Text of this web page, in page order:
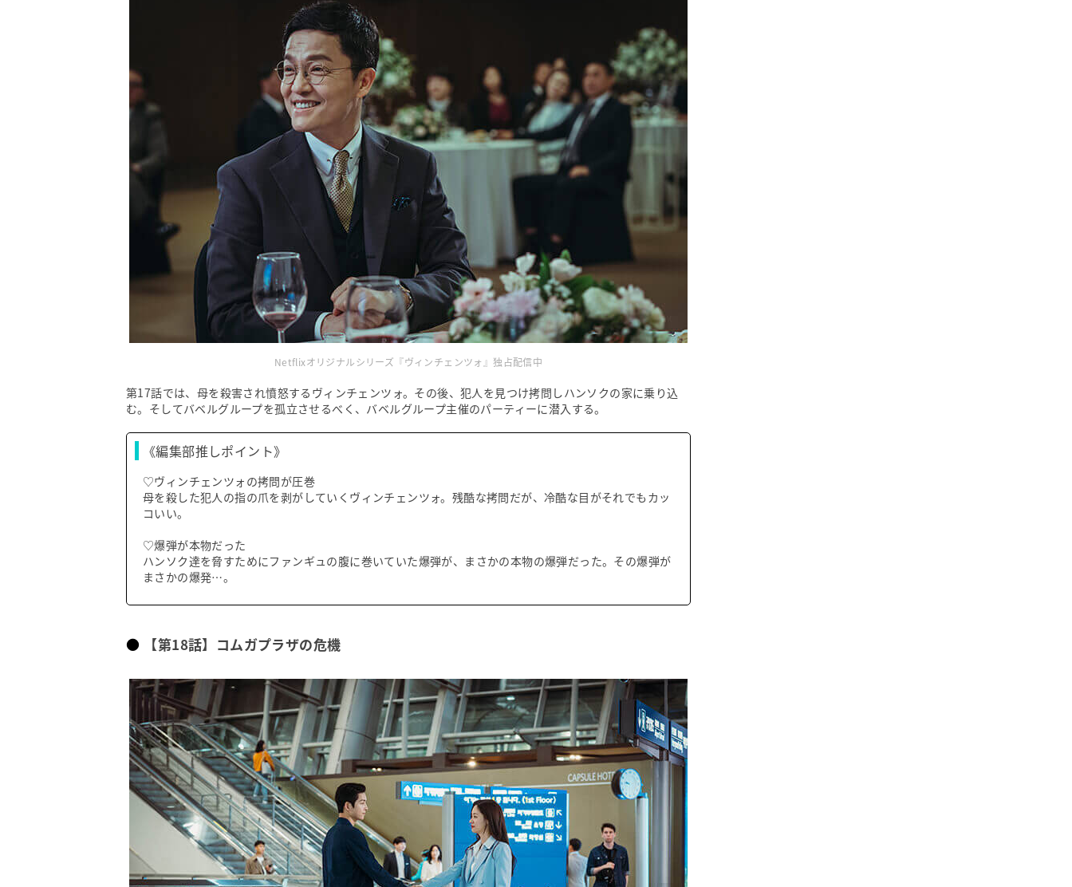
Netflixオリジナルシリーズ『ヴィンチェンツォ』独占配信中
第17話では、母を殺害され憤怒するヴィンチェンツォ。その後、犯人を見つけ拷問しハンソクの家に乗り込
む。そしてバベルグループを孤立させるべく、バベルグループ主催のパーティーに潜入する。
《編集部推しポイント》
♡ヴィンチェンツォの拷問が圧巻
母を殺した犯人の指の爪を剥がしていくヴィンチェンツォ。残酷な拷問だが、冷酷な目がそれでもカッ
コいい。
♡爆弾が本物だった
ハンソク達を脅すためにファンギュの腹に巻いていた爆弾が、まさかの本物の爆弾だった。その爆弾が
まさかの爆発…。
【第18話】コムガプラザの危機